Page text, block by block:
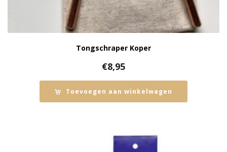
Tongschraper Koper
€8,95
Toevoegen aan winkelwagen